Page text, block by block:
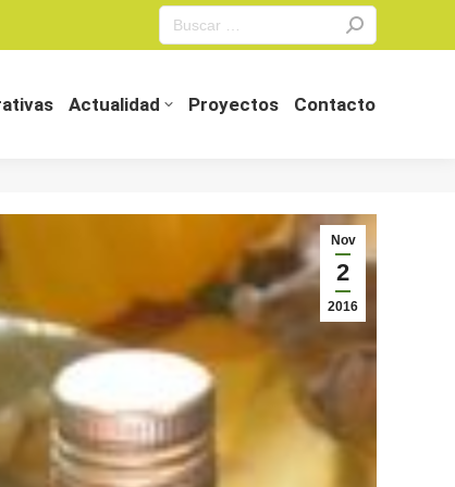
Search:
Actualidad Proyectos Contacto
Nov
2
2016
Actualidad Proyectos Contacto